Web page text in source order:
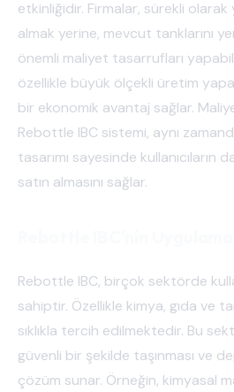
etkinliğidir. Firmalar, sürekli olarak
almak yerine, mevcut tanklarını
önemli maliyet tasarrufları
özellikle büyük ölçekli üretim
bir ekonomik avantaj sağlar.
Rebottle IBC sistemi, aynı
tasarımı sayesinde kullanıcıların
satın almasını sağlar.
Rebottle IBC, birçok sektörde
sahiptir. Özellikle kimya, gıda ve
sıklıkla tercih edilmektedir. Bu
güvenli bir şekilde taşınması ve
çözüm sunar. Örneğin, kimyasal